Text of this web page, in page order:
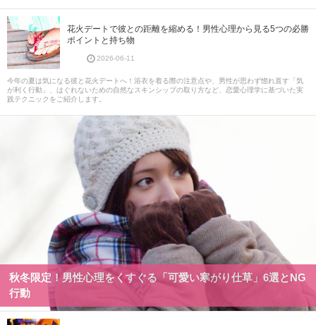
花火デートで彼との距離を縮める！男性心理から見る5つの必勝
ポイントと持ち物
2026-06-11
今年の夏は気になる彼と花火デートへ！浴衣を着る際の注意点や、男性が思わず惚れ直す「気
が利く行動」、はぐれないための自然なスキンシップの取り方など、恋愛心理学に基づいた実
践テクニックをご紹介します。
秋冬限定！男性心理をくすぐる「可愛い寒がり仕草」6選とNG
行動